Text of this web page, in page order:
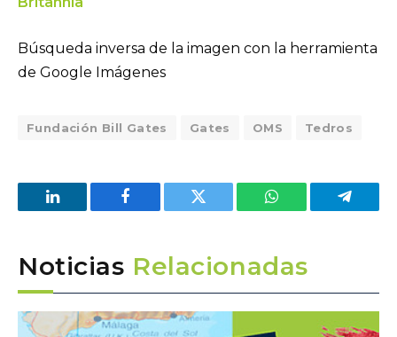
Búsqueda inversa de la imagen con la herramienta
de Google Imágenes
Fundación Bill Gates Gates OMS Tedros
LinkedIn Facebook Twitter WhatsApp
Noticias Relacionadas